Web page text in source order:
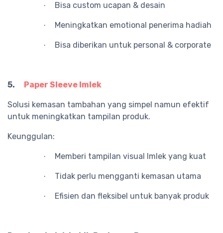
· Bisa custom ucapan & desain
· Meningkatkan emotional penerima hadiah
· Bisa diberikan untuk personal & corporate
5. Paper Sleeve Imlek
Solusi kemasan tambahan yang simpel namun efektif
untuk meningkatkan tampilan produk.
Keunggulan:
· Memberi tampilan visual Imlek yang kuat
· Tidak perlu mengganti kemasan utama
· Efisien dan fleksibel untuk banyak produk